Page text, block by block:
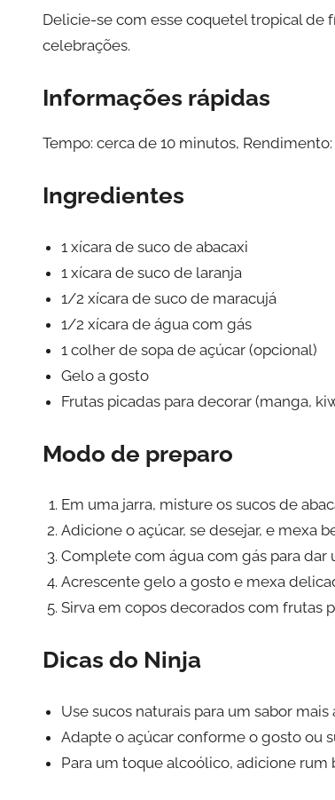
Delicie-se com esse coquetel tropical de
celebrações.
Informações rápidas
Tempo: cerca de 10 minutos,
Ingredientes
1 xícara de suco de abacaxi
1 xícara de suco de laranja
1/2 xícara de suco de maracujá
1/2 xícara de água com gás
1 colher de sopa de açúcar (opcional)
Gelo a gosto
Frutas picadas para decorar (manga,
Modo de preparo
Em uma jarra, misture os sucos de
Adicione o açúcar, se desejar, e mexa
Complete com água com gás para dar
Acrescente gelo a gosto e mexa
Sirva em copos decorados com frutas
Dicas do Ninja
Use sucos naturais para um sabor mais
Adapte o açúcar conforme o gosto ou
Para um toque alcoólico, adicione rum